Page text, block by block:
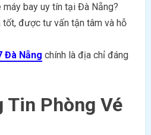
bay uy tín tại Đà Nẵng?
được tư vấn tận tâm và hỗ
Đà Nẵng chính là địa chỉ đáng
Tin Phòng Vé